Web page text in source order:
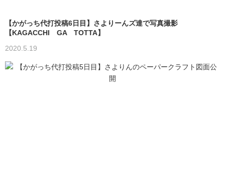
【かがっち代打投稿6日目】さよりーんズ達で写真撮影
【KAGACCHI GA TOTTA】
2020.5.19